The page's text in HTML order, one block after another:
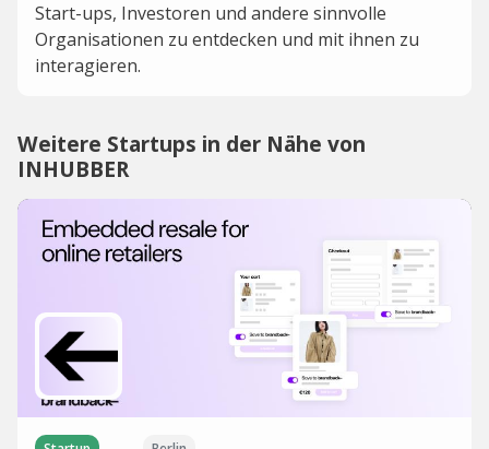
Start-ups, Investoren und andere sinnvolle
Organisationen zu entdecken und mit ihnen zu
interagieren.
Weitere Startups in der Nähe von
INHUBBER